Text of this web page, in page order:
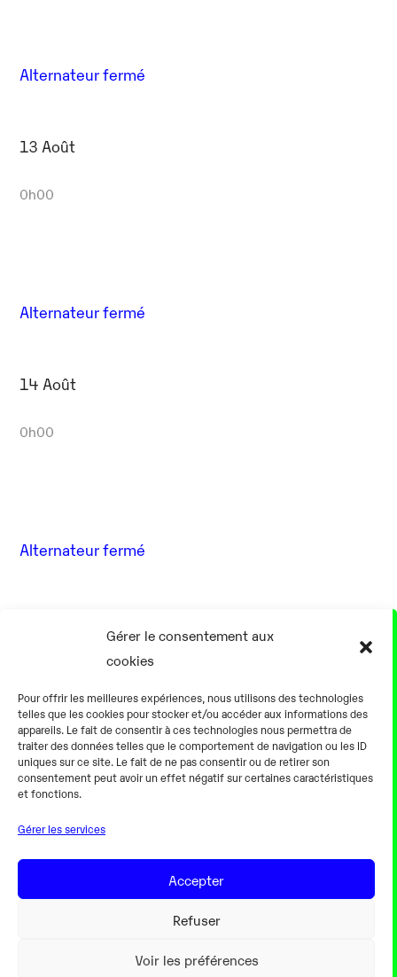
Gérer le consentement aux
cookies
Pour offrir les meilleures expériences, nous utilisons des technologies
telles que les cookies pour stocker et/ou accéder aux informations des
appareils. Le fait de consentir à ces technologies nous permettra de
traiter des données telles que le comportement de navigation ou les ID
uniques sur ce site. Le fait de ne pas consentir ou de retirer son
consentement peut avoir un effet négatif sur certaines caractéristiques
et fonctions.
Gérer les services
Accepter
Refuser
Voir les préférences
Alternateur fermé
13 Août
0h00
Alternateur fermé
14 Août
0h00
Alternateur fermé
Alternateur fermé
18 Août